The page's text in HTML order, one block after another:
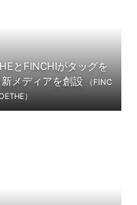
とFINCHIがタッグを
メディアを創設
（FINC
）